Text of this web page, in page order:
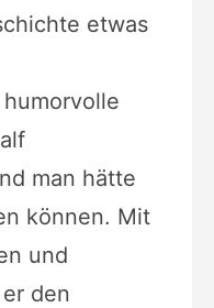
etwas
man hätte
können. Mit
und
den